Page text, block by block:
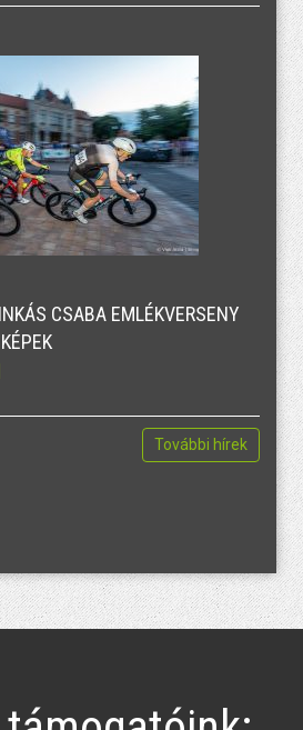
CSABA EMLÉKVERSENY
További hírek